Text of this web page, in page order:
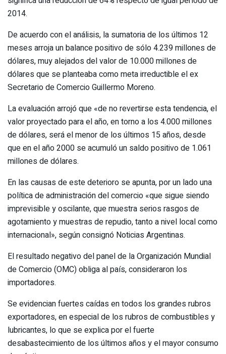
2014.
De acuerdo con el análisis, la sumatoria de los últimos 12
meses arroja un balance positivo de sólo 4.239 millones de
dólares, muy alejados del valor de 10.000 millones de
dólares que se planteaba como meta irreductible el ex
Secretario de Comercio Guillermo Moreno.
La evaluación arrojó que «de no revertirse esta tendencia, el
valor proyectado para el año, en torno a los 4.000 millones
de dólares, será el menor de los últimos 15 años, desde
que en el año 2000 se acumuló un saldo positivo de 1.061
millones de dólares.
En las causas de este deterioro se apunta, por un lado una
política de administración del comercio «que sigue siendo
imprevisible y oscilante, que muestra serios rasgos de
agotamiento y muestras de repudio, tanto a nivel local como
internacional», según consignó Noticias Argentinas.
El resultado negativo del panel de la Organización Mundial
de Comercio (OMC) obliga al país, consideraron los
importadores.
Se evidencian fuertes caídas en todos los grandes rubros
exportadores, en especial de los rubros de combustibles y
lubricantes, lo que se explica por el fuerte
desabastecimiento de los últimos años y el mayor consumo